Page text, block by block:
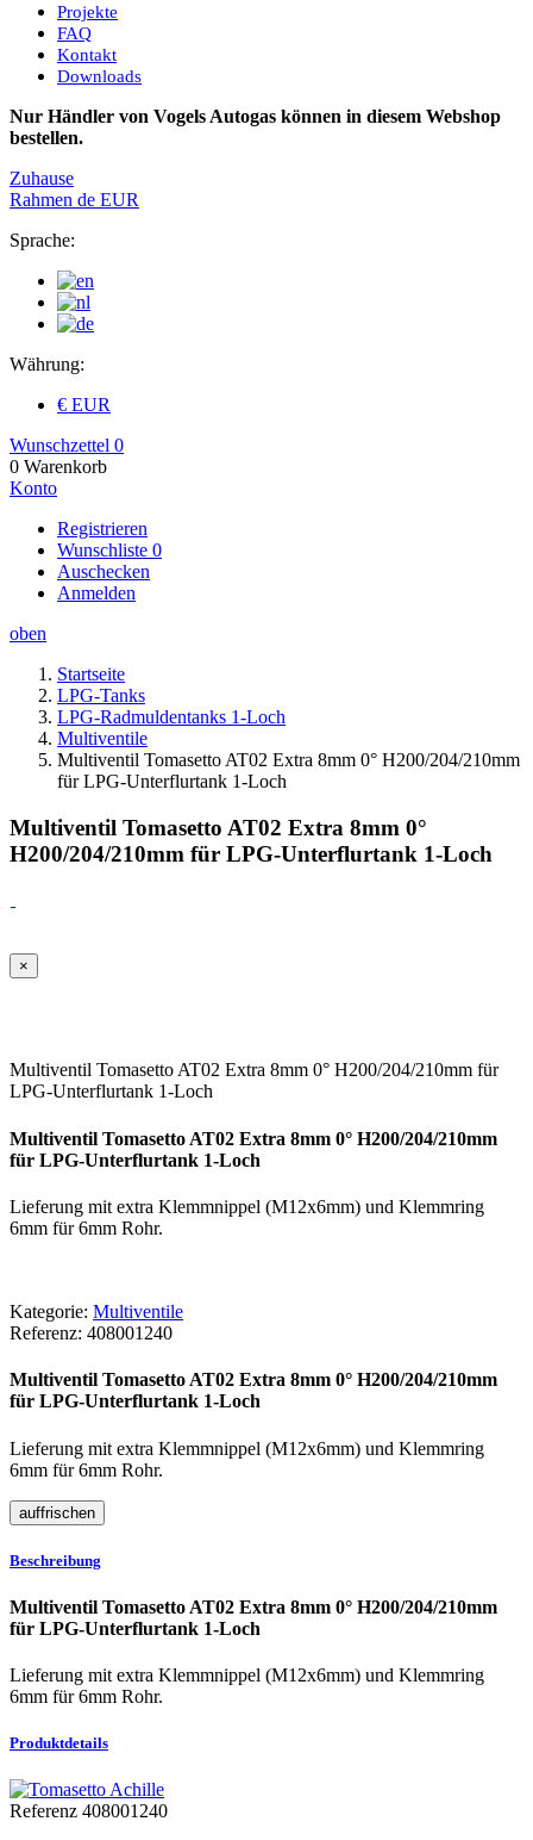
Projekte
FAQ
Kontakt
Downloads
Nur Händler von Vogels Autogas können in diesem Webshop
bestellen.
Zuhause
Rahmen de EUR
Sprache:
Währung:
€ EUR
Wunschzettel 0
0 Warenkorb
Konto
Registrieren
Wunschliste 0
Auschecken
Anmelden
oben
Startseite
LPG-Tanks
LPG-Radmuldentanks 1-Loch
Multiventile
Multiventil Tomasetto AT02 Extra 8mm 0° H200/204/210mm
für LPG-Unterflurtank 1-Loch
Multiventil Tomasetto AT02 Extra 8mm 0°
H200/204/210mm für LPG-Unterflurtank 1-Loch
×
Multiventil Tomasetto AT02 Extra 8mm 0° H200/204/210mm für
LPG-Unterflurtank 1-Loch
Multiventil Tomasetto AT02 Extra 8mm 0° H200/204/210mm
für LPG-Unterflurtank 1-Loch
Lieferung mit extra Klemmnippel (M12x6mm) und Klemmring
6mm für 6mm Rohr.
Kategorie: Multiventile
Referenz: 408001240
Multiventil Tomasetto AT02 Extra 8mm 0° H200/204/210mm
für LPG-Unterflurtank 1-Loch
Lieferung mit extra Klemmnippel (M12x6mm) und Klemmring
6mm für 6mm Rohr.
Beschreibung
Multiventil Tomasetto AT02 Extra 8mm 0° H200/204/210mm
für LPG-Unterflurtank 1-Loch
Lieferung mit extra Klemmnippel (M12x6mm) und Klemmring
6mm für 6mm Rohr.
Produktdetails
Referenz 408001240